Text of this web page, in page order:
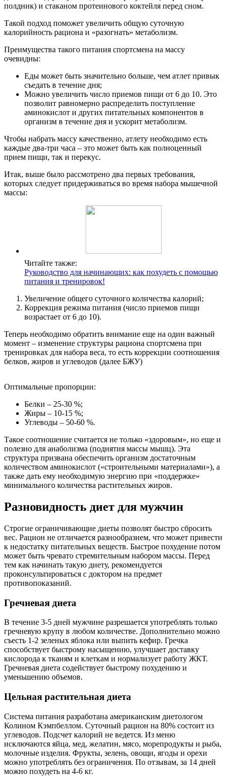
полдник) и стаканом протеинового коктейля перед сном.
Такой подход поможет увеличить общую суточную
калорийность рациона и «разогнать» метаболизм.
Преимущества такого питания спортсмена на массу
очевидны:
Еды может быть значительно больше, чем атлет привык
съедать в течение дня;
Можно увеличить число приемов пищи от 6 до 10. Это
позволит равномерно распределить поступление
аминокислот и других питательных компонентов в
организм в течение дня и ускорит метаболизм.
Чтобы набрать массу качественно, атлету необходимо есть
каждые два-три часа – это может быть как полноценный
прием пищи, так и перекус.
Итак, выше было рассмотрено два первых требования,
которых следует придерживаться во время набора мышечной
массы:
Читайте также:
Руководство для начинающих: как похудеть с помощью
питания и тренировок!
Увеличение общего суточного количества калорий;
Коррекция режима питания (число приемов пищи
возрастает от 6 до 10).
Теперь необходимо обратить внимание еще на один важный
момент – изменение структуры рациона спортсмена при
тренировках для набора веса, то есть коррекции соотношения
белков, жиров и углеводов (далее БЖУ)
Оптимальные пропорции:
Белки – 25-30 %;
Жиры – 10-15 %;
Углеводы – 50-60 %.
Такое соотношение считается не только «здоровым», но еще и
полезно для анаболизма (поднятия массы мышц). Эта
структура призвана обеспечить организм достаточным
количеством аминокислот («строительными материалами»), а
также дать ему необходимую энергию при «поддержке»
минимального количества растительных жиров.
Разновидность диет для мужчин
Строгие ограничивающие диеты позволят быстро сбросить
вес. Рацион не отличается разнообразием, что может привести
к недостатку питательных веществ. Быстрое похудение потом
может быть чревато стремительным набором массы. Перед
тем как начинать такую диету, рекомендуется
проконсультироваться с доктором на предмет
противопоказаний.
Гречневая диета
В течение 3-5 дней мужчине разрешается употреблять только
гречневую крупу в любом количестве. Дополнительно можно
съесть 1-2 зеленых яблока или выпить кефир. Гречка
способствует быстрому насыщению, улучшает доставку
кислорода к тканям и клеткам и нормализует работу ЖКТ.
Гречневая диета содействует быстрому похудению и
уменьшению объемов.
Цельная растительная диета
Система питания разработана американским диетологом
Колином Кэмпбеллом. Суточный рацион на 80% состоит из
углеводов. Подсчет калорий не ведется. Из меню
исключаются яйца, мед, желатин, мясо, морепродукты и рыба,
молочные изделия. Фрукты, зелень, овощи, ягоды и орехи
можно употреблять без ограничения. По отзывам, за 14 дней
можно похудеть на 4-6 кг.